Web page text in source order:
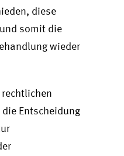
diese
somit die
wieder
rechtlichen
Entscheidung